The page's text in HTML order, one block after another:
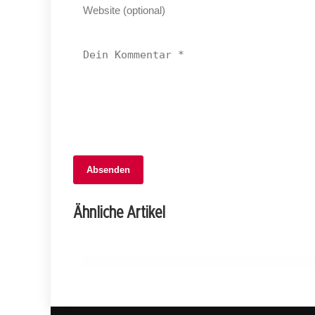
Absenden
Ähnliche Artikel
06. Februar 2026
Drama auf der A12: Mehrere Unfälle nach